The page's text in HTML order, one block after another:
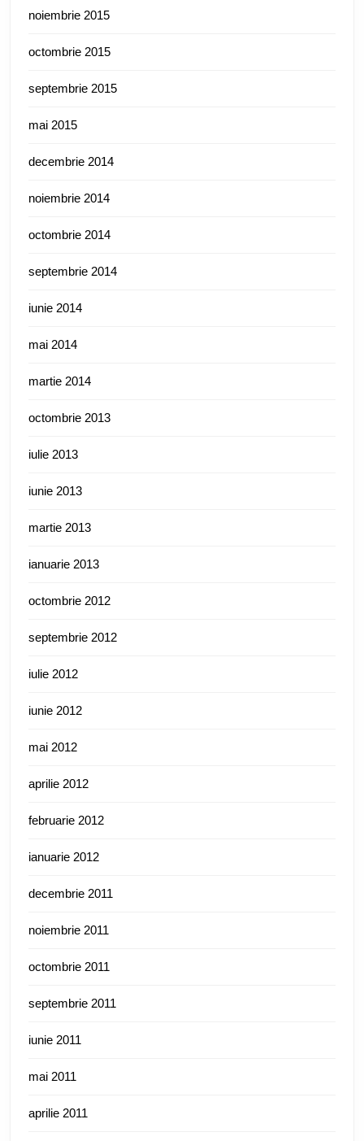
noiembrie 2015
octombrie 2015
septembrie 2015
mai 2015
decembrie 2014
noiembrie 2014
octombrie 2014
septembrie 2014
iunie 2014
mai 2014
martie 2014
octombrie 2013
iulie 2013
iunie 2013
martie 2013
ianuarie 2013
octombrie 2012
septembrie 2012
iulie 2012
iunie 2012
mai 2012
aprilie 2012
februarie 2012
ianuarie 2012
decembrie 2011
noiembrie 2011
octombrie 2011
septembrie 2011
iunie 2011
mai 2011
aprilie 2011